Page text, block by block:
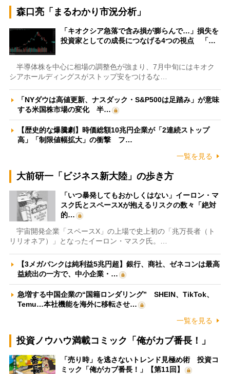
森口亮「まるわかり市況分析」
「キオクシア急落で含み損が膨らんで…」損失を
投資家としての成長につなげる4つの視点 「…
半導体株を中心に相場の調整色が強まり、7月中旬にはキオク
シアホールディングスがストップ安をつけるな…
「NYダウは高値更新、ナスダック・S&P500は足踏み」が意味
する米国株市場の変化 半…
【歴史的な爆騰劇】時価総額10兆円企業が「2連続ストップ
高」「制限値幅拡大」の衝撃 フ…
一覧を見る
大前研一「ビジネス新大陸」の歩き方
「いつ暴発してもおかしくはない」イーロン・マ
スク氏とスペースXが抱えるリスクの数々「絶対
的…
宇宙開発企業「スペースX」の上場で史上初の「兆万長者（ト
リリオネア）」となったイーロン・マスク氏。…
【3メガバンクは純利益5兆円超】銀行、商社、ゼネコンは最高
益続出の一方で、中小企業・…
急増する中国企業の“国籍ロンダリング” SHEIN、TikTok、
Temu…本社機能を海外に移転させ…
一覧を見る
投資ノウハウ満載コミック「俺がカブ番長！」
「売り時」を逃さないトレンド見極め術 投資コ
ミック「俺がカブ番長！」【第11回】